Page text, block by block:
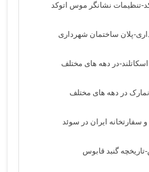
تنظیمات نشانگر موس اتوکد
پلان ساختمان شهرداری
در دهه های مختلف
در دهه های مختلف
و سفارتخانه ایران در سوئد
گنبد قابوس